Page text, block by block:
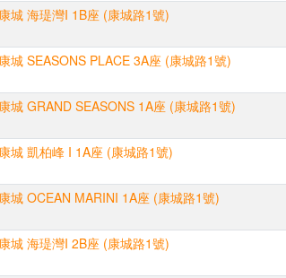
城 海瑅灣I 1B座 (康城路1號)
城 SEASONS PLACE 3A座 (康城路1號)
城 GRAND SEASONS 1A座 (康城路1號)
城 凱柏峰 I 1A座 (康城路1號)
城 OCEAN MARINI 1A座 (康城路1號)
城 海瑅灣I 2B座 (康城路1號)